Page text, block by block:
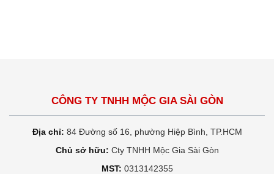
CÔNG TY TNHH MỘC GIA SÀI GÒN
Địa chỉ: 84 Đường số 16, phường Hiệp Bình, TP.HCM
Chủ sở hữu: Cty TNHH Mộc Gia Sài Gòn
MST: 0313142355